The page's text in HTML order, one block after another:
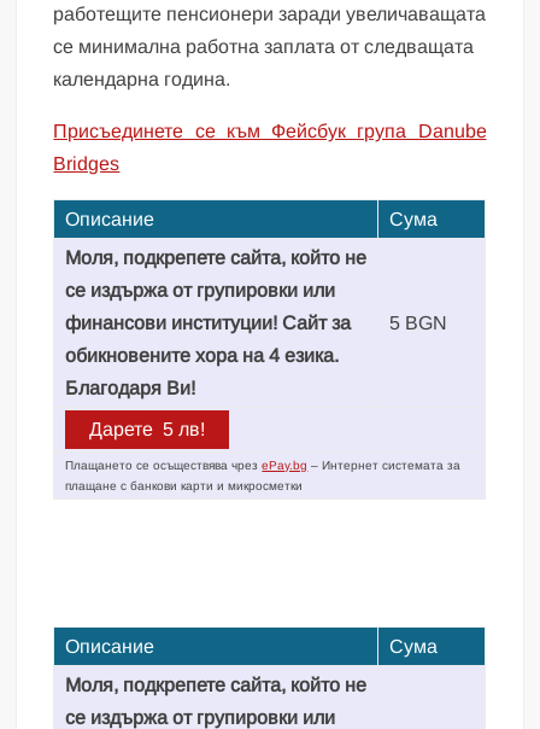
работещите пенсионери заради увеличаващата
се минимална работна заплата от следващата
календарна година.
Присъединете се към Фейсбук група Danube
Bridges
Описание
Сума
Моля, подкрепете сайта, който не
се издържа от групировки или
финансови институции! Сайт за
обикновените хора на 4 езика.
Благодаря Ви!
5 BGN
Плащането се осъществява чрезePay.bg – Интернет системата за
плащане с банкови карти и микросметки
Описание
Сума
Моля, подкрепете сайта, който не
се издържа от групировки или